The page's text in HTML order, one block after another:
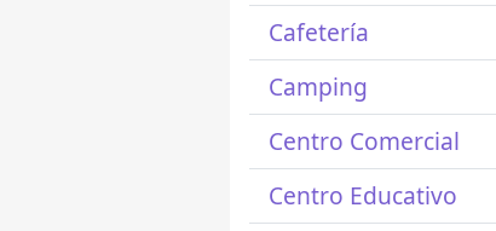
Cafetería
Camping
Centro Comercial
Centro Educativo